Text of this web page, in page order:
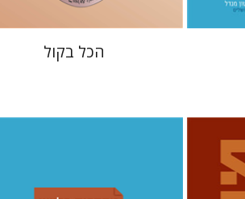
הכל בקול
שמואל פסברג עברי י' בוניס